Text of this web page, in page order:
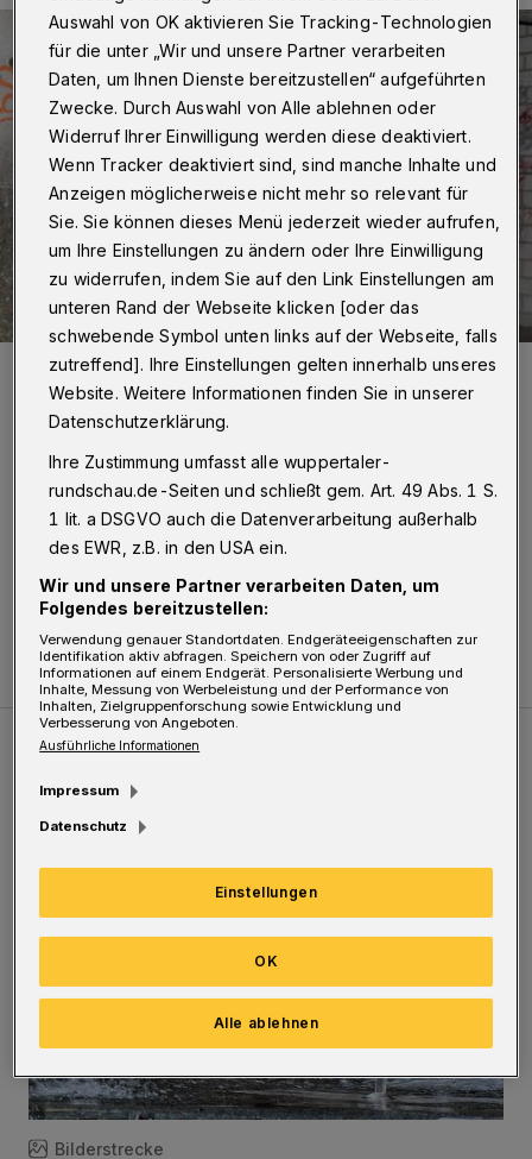
Foto:Christoph Petersen
In der Gerostraße in Heckinghausen geriet
Donnerstagnacht (12. September 2019) ein
PKW in einem Parkhaus in Brand.
Sommer in der Elberfelder City
Bilderstrecke
Auswahl von OK aktivieren Sie Tracking-Technologien
für die unter „Wir und unsere Partner verarbeiten
Daten, um Ihnen Dienste bereitzustellen“ aufgeführten
Zwecke. Durch Auswahl von Alle ablehnen oder
Widerruf Ihrer Einwilligung werden diese deaktiviert.
Wenn Tracker deaktiviert sind, sind manche Inhalte und
Anzeigen möglicherweise nicht mehr so relevant für
Sie. Sie können dieses Menü jederzeit wieder aufrufen,
um Ihre Einstellungen zu ändern oder Ihre Einwilligung
zu widerrufen, indem Sie auf den Link Einstellungen am
unteren Rand der Webseite klicken [oder das
schwebende Symbol unten links auf der Webseite, falls
zutreffend]. Ihre Einstellungen gelten innerhalb unseres
Website. Weitere Informationen finden Sie in unserer
Datenschutzerklärung.
Ihre Zustimmung umfasst alle wuppertaler-
rundschau.de-Seiten und schließt gem. Art. 49 Abs. 1 S.
1 lit. a DSGVO auch die Datenverarbeitung außerhalb
des EWR, z.B. in den USA ein.
Wir und unsere Partner verarbeiten Daten, um
Folgendes bereitzustellen:
Verwendung genauer Standortdaten. Endgeräteeigenschaften zur
Identifikation aktiv abfragen. Speichern von oder Zugriff auf
Informationen auf einem Endgerät. Personalisierte Werbung und
Inhalte, Messung von Werbeleistung und der Performance von
Inhalten, Zielgruppenforschung sowie Entwicklung und
Verbesserung von Angeboten.
Ausführliche Informationen
Impressum
Datenschutz
Einstellungen
Alle ablehnen
OK